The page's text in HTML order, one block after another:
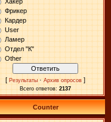
Фрикер
Кардер
User
Ламер
Отдел "К"
Other
[ Результаты · Архив опросов ]
Всего ответов: 2137
Counter